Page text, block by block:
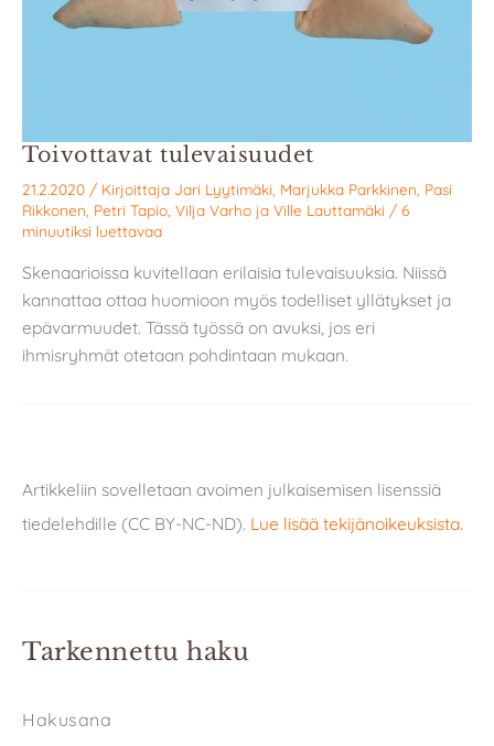
Toivottavat tulevaisuudet
21.2.2020 / Kirjoittaja Jari Lyytimäki Marjukka Parkkinen Pasi
Rikkonen Petri Tapio Vilja Varho ja Ville Lauttamäki / 6
minuutiksi luettavaa
Skenaarioissa kuvitellaan erilaisia tulevaisuuksia. Niissä
kannattaa ottaa huomioon myös todelliset yllätykset ja
epävarmuudet. Tässä työssä on avuksi, jos eri
ihmisryhmät otetaan pohdintaan mukaan.
Artikkeliin sovelletaan avoimen julkaisemisen lisenssiä
tiedelehdille (CC BY-NC-ND). Lue lisää tekijänoikeuksista.
Tarkennettu haku
Hakusana